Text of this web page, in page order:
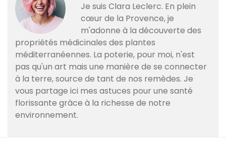
Je suis Clara Leclerc. En plein
cœur de la Provence, je
m'adonne à la découverte des
propriétés médicinales des plantes
méditerranéennes. La poterie, pour moi, n'est
pas qu'un art mais une manière de se connecter
à la terre, source de tant de nos remèdes. Je
vous partage ici mes astuces pour une santé
florissante grâce à la richesse de notre
environnement.